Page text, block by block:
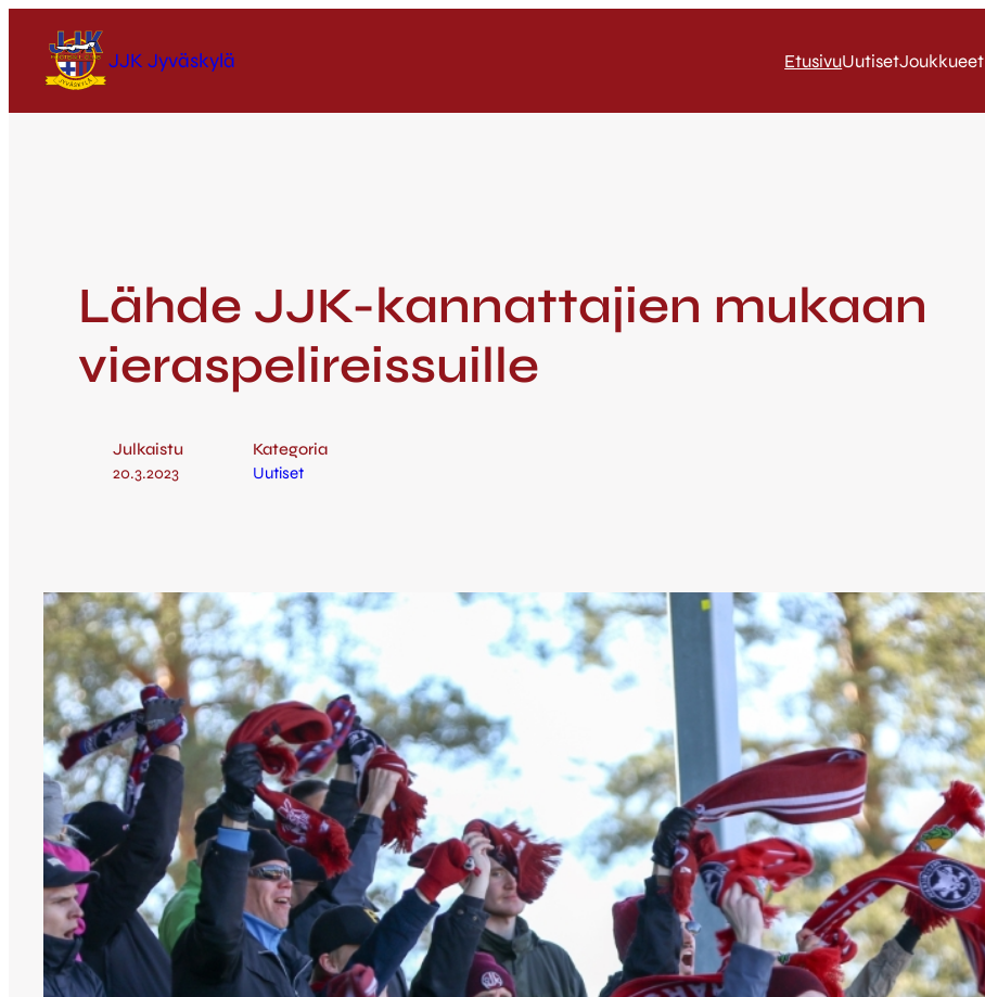
JJK Jyväskylä EtusivuUutisetJoukkueet
Lähde JJK-kannattajien mukaan
vieraspelireissuille
Julkaistu
20.3.2023
Kategoria
Uutiset